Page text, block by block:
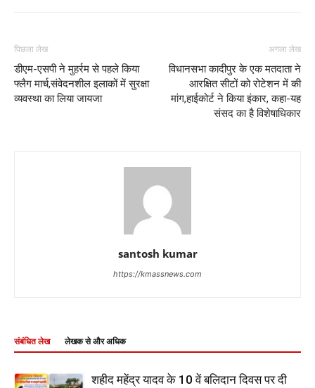
पिछला लेख
डीएम-एसपी ने मुहर्रम से पहले किया
फ्लैग मार्च,संवेदनशील इलाकों में सुरक्षा
व्यवस्था का लिया जायजा
अगला लेख
विधानसभा कादीपुर के एक मतदाता ने
आरक्षित सीटों को रोटेशन में की
मांग,हाईकोर्ट ने किया इंकार, कहा-यह
संसद का है विशेषाधिकार
santosh kumar
https://kmassnews.com
संबंधित लेख लेखक से और अधिक
शहीद महेंद्र यादव के 10 वें बलिदान दिवस पर दी